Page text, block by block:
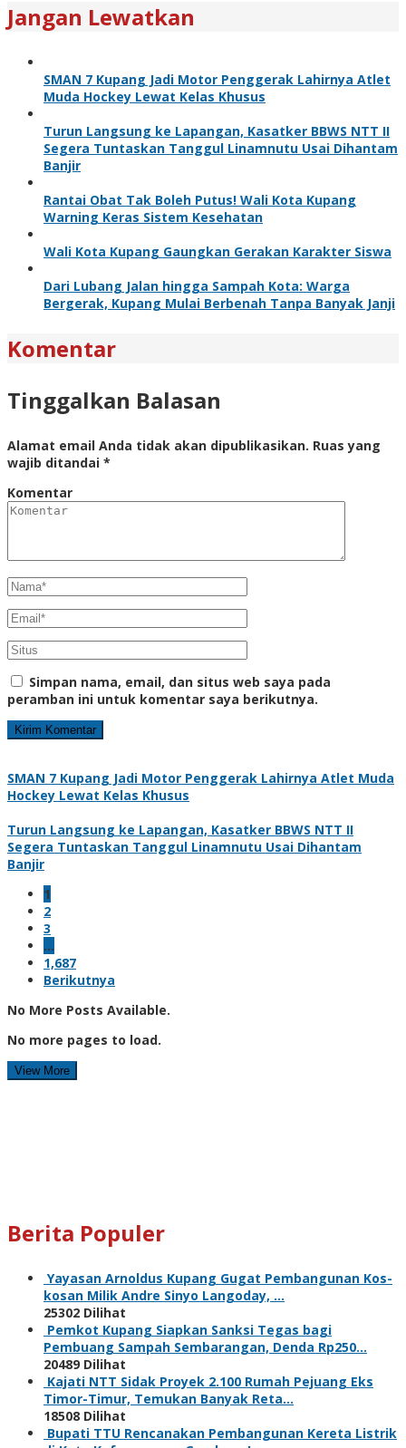
Jangan Lewatkan
SMAN 7 Kupang Jadi Motor Penggerak Lahirnya Atlet
Muda Hockey Lewat Kelas Khusus
Turun Langsung ke Lapangan, Kasatker BBWS NTT II
Segera Tuntaskan Tanggul Linamnutu Usai Dihantam
Banjir
Rantai Obat Tak Boleh Putus! Wali Kota Kupang
Warning Keras Sistem Kesehatan
Wali Kota Kupang Gaungkan Gerakan Karakter Siswa
Dari Lubang Jalan hingga Sampah Kota: Warga
Bergerak, Kupang Mulai Berbenah Tanpa Banyak Janji
Komentar
Tinggalkan Balasan
Alamat email Anda tidak akan dipublikasikan. Ruas yang
wajib ditandai *
Komentar
Simpan nama, email, dan situs web saya pada
peramban ini untuk komentar saya berikutnya.
SMAN 7 Kupang Jadi Motor Penggerak Lahirnya Atlet Muda
Hockey Lewat Kelas Khusus
Turun Langsung ke Lapangan, Kasatker BBWS NTT II
Segera Tuntaskan Tanggul Linamnutu Usai Dihantam
Banjir
1
2
3
…
1,687
Berikutnya
No More Posts Available.
No more pages to load.
View More
Berita Populer
Yayasan Arnoldus Kupang Gugat Pembangunan Kos-
kosan Milik Andre Sinyo Langoday, …
25302 Dilihat
Pemkot Kupang Siapkan Sanksi Tegas bagi
Pembuang Sampah Sembarangan, Denda Rp250…
20489 Dilihat
Kajati NTT Sidak Proyek 2.100 Rumah Pejuang Eks
Timor-Timur, Temukan Banyak Reta…
18508 Dilihat
Bupati TTU Rencanakan Pembangunan Kereta Listrik